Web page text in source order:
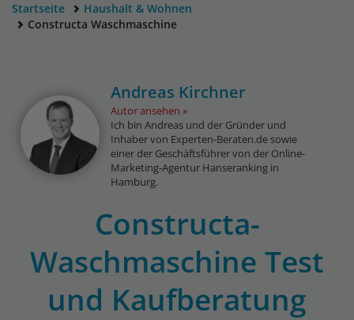
Startseite
Haushalt & Wohnen
Constructa Waschmaschine
Andreas Kirchner
Autor ansehen
Ich bin Andreas und der Gründer und
Inhaber von Experten-Beraten.de sowie
einer der Geschäftsführer von der Online-
Marketing-Agentur Hanseranking in
Hamburg.
Constructa-
Waschmaschine Test
und Kaufberatung